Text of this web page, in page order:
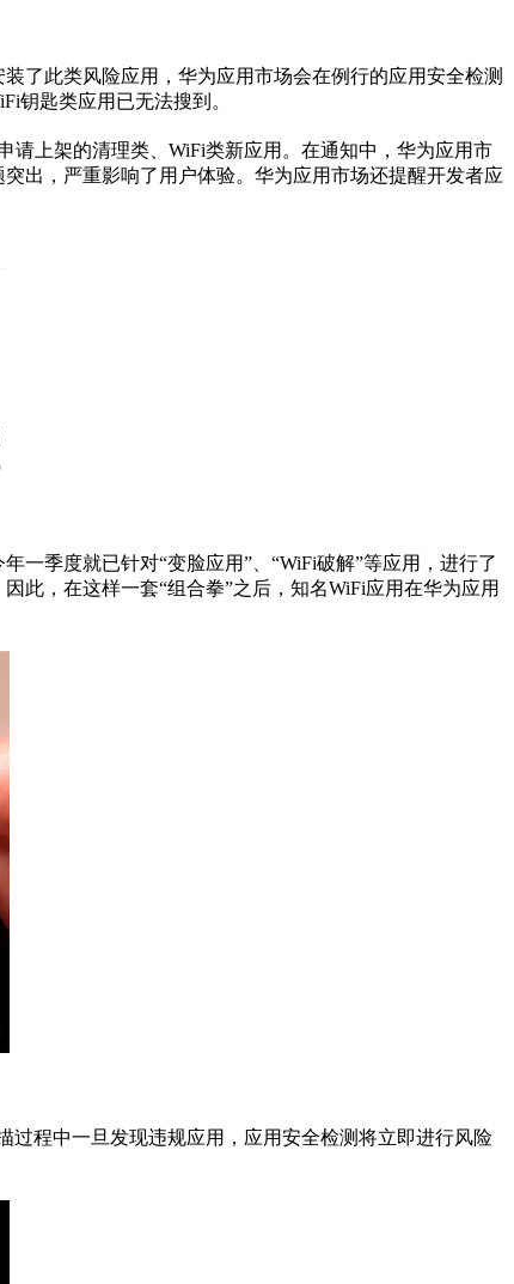
了此类风险应用，华为应用市场会在例行的应用安全检测
钥匙类应用已无法搜到。
请上架的清理类、WiFi类新应用。在通知中，华为应用市
出，严重影响了用户体验。华为应用市场还提醒开发者应
一季度就已针对“变脸应用”、“WiFi破解”等应用，进行了
此，在这样一套“组合拳”之后，知名WiFi应用在华为应用
过程中一旦发现违规应用，应用安全检测将立即进行风险